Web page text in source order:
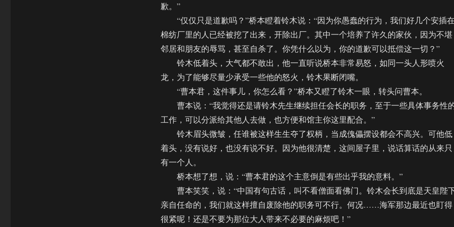
歉。”
“仅仅只是道歉吗？”桥本瞪着铃木说：“因为你愚蠢的行为，我们好几个安插在
棉纺厂里的人已经被挖了出来，开除出厂。其中一个培养了许久的家伙，因为不堪
邻居和朋友的辱骂，甚至自杀了。你凭什么以为，你的道歉可以抵偿这一切？”
铃木低着头，大气都不敢出，他一直听说桥本非常易怒，如同一头人形喷火
龙，为了能够尽量少承受一些他的怒火，铃木果断闭嘴。
“曹本君，这件事儿，你怎么看？”桥本又瞪了铃木一眼，转头问曹本。
曹本说：“我觉得还是请铃木先生继续担任会长的职务，至于一些具体事务性
工作，可以分派给其他人去做，也方便和馆主你这里配合。”
铃木眉头微皱，任谁被这样生生夺了权柄，当成傀儡摆设都会不高兴。可他低
着头，没有说好，也没有说不好。因为他很清楚，这间屋子里，说话算话的从来只
有一个人。
桥本想了想，说：“曹本君的这个主意倒是有些出乎我的意料。”
曹本笑笑，说：“中国有句古话，叫不看僧面看佛门。铃木会长到底是天皇陛
亲自任命的，我们就这样擅自废除他的职务可不行。何况……海军那边最近也盯得
很紧呢！还是不要为那位大人带来不必要的麻烦吧！”